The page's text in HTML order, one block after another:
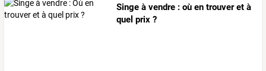
Singe à vendre : où en trouver et à
quel prix ?